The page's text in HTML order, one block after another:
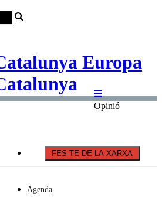
FES-TE DE LA XARXA
Agenda
Opinió